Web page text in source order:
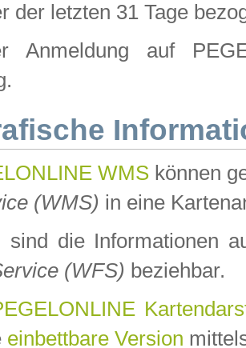
der letzten 31 Tage
Anmeldung auf
WMS können
(WMS) in eine
sind die Informationen
(WFS) beziehbar.
einbettbare Version